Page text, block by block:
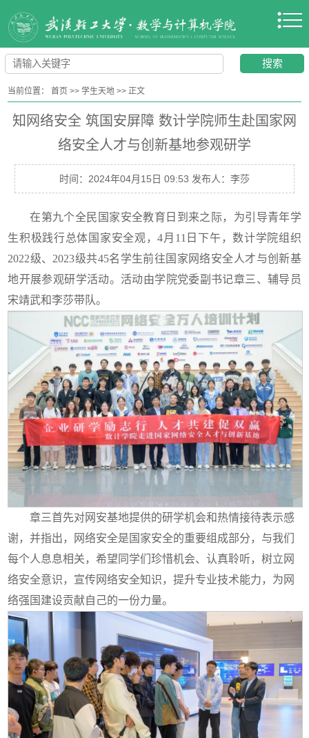
当前位置：首页 >>学生天地 >>正文
知网络安全 筑国安屏障 数计学院师生赴国家网
络安全人才与创新基地参观研学
时间：2024年04月15日 09:53 发布人：李莎
在第九个全民国家安全教育日到来之际，为引导青年学
生积极践行总体国家安全观，4月11日下午，数计学院组织
2022级、2023级共45名学生前往国家网络安全人才与创新基
地开展参观研学活动。活动由学院党委副书记章三、辅导员
宋靖武和李莎带队。
章三首先对网安基地提供的研学机会和热情接待表示感
谢，并指出，网络安全是国家安全的重要组成部分，与我们
每个人息息相关，希望同学们珍惜机会、认真聆听，树立网
络安全意识，宣传网络安全知识，提升专业技术能力，为网
络强国建设贡献自己的一份力量。